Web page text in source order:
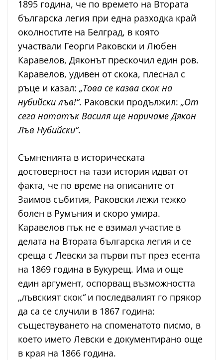
1895 година, че по времето на Втората
българска легия при една разходка край
околностите на Белград, в която
участвали Георги Раковски и Любен
Каравелов, Дяконът прескочил един ров.
Каравелов, удивен от скока, плеснал с
ръце и казал: „Това се казва скок на
нубийски лъв!“. Раковски продължил: „От
сега нататък Василя ще наричаме Дякон
Лъв Нубийски“.
Съмненията в историческата
достоверност на тази история идват от
факта, че по време на описаните от
Заимов събития, Раковски лежи тежко
болен в Румъния и скоро умира.
Каравелов пък не е взимал участие в
делата на Втората българска легия и се
среща с Левски за първи път през есента
на 1869 година в Букурещ. Има и още
един аргумент, оспорващ възможността
„лъвският скок“и последвалият го прякор
да са се случили в 1867 година:
съществуването на споменатото писмо, в
което името Левски е документирано още
в края на 1866 година.